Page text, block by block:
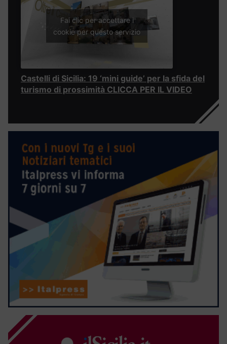
Fai clic per accettare i
cookie per questo servizio
Castelli di Sicilia: 19 ‘mini guide’ per la sfida del
turismo di prossimità CLICCA PER IL VIDEO